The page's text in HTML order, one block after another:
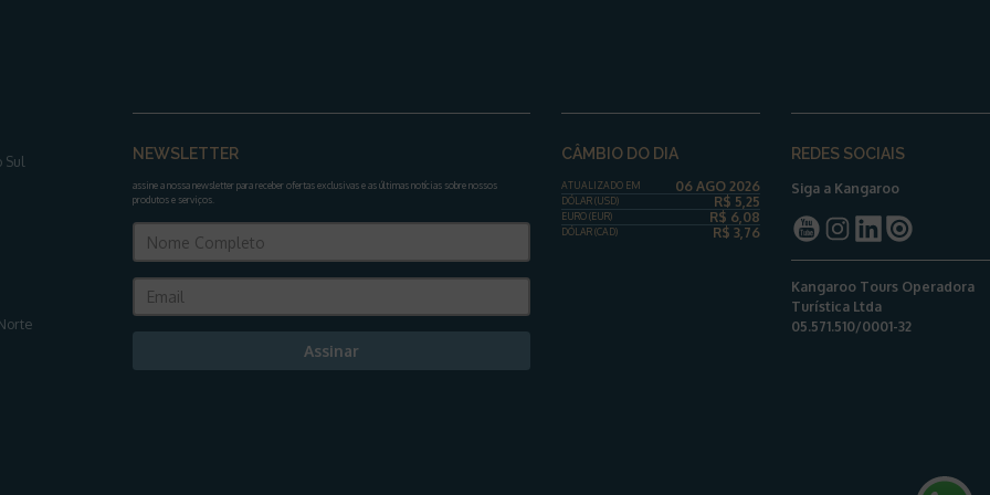
Sul
NEWSLETTER
assine a nossa newsletter para receber ofertas exclusivas e as últimas notícias sobre nossos
produtos e serviços.
Assinar
CÂMBIO DO DIA
ATUALIZADO EM 06 AGO 2026
DÓLAR(USD) R$ 5,25
EURO (EUR) R$ 6,08
DÓLAR(CAD) R$ 3,76
REDES SOCIAIS
Siga a Kangaroo
Kangaroo Tours Operadora
Turística Ltda
05.571.510/0001-32